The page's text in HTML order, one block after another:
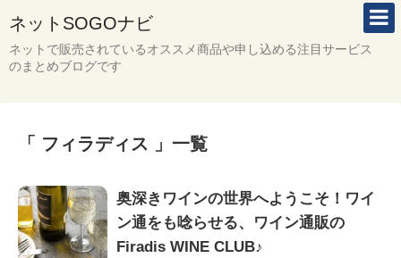
ネットSOGOナビ
ネットで販売されているオススメ商品や申し込める注目サービス
のまとめブログです
「 フィラディス 」一覧
奥深きワインの世界へようこそ！ワイ
ン通をも唸らせる、ワイン通販の
Firadis WINE CLUB♪